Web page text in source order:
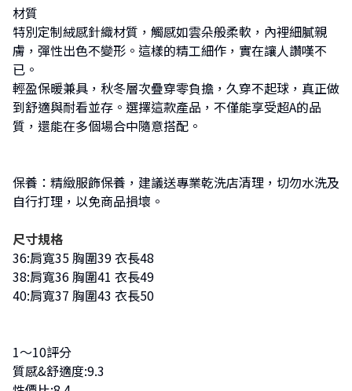
材質
特別定制絨感針織材質，觸感如雲朵般柔軟，內裡細膩親
膚，彈性出色不變形。這樣的精工細作，實在讓人讚嘆不
已。
輕盈保暖兼具，秋冬層次疊穿零負擔，久穿不起球，真正做
到舒適與耐看並存。選擇這款產品，不僅能享受超A的品
質，還能在多個場合中隨意搭配。
保養：精緻服飾保養，建議送專業乾洗店清理，切勿水洗及
自行打理，以免商品損壞。
尺寸規格
36:肩寬35 胸圍39 衣長48
38:肩寬36 胸圍41 衣長49
40:肩寬37 胸圍43 衣長50
1～10評分
質感&舒適度:9.3